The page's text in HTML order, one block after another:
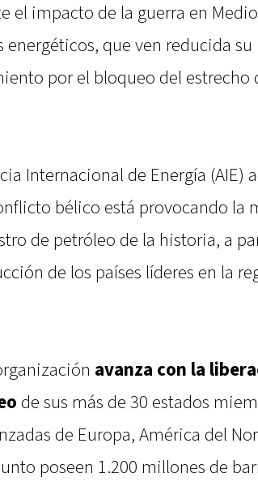
el impacto de la guerra en Medio
que ven reducida su
por el bloqueo del estrecho
Internacional de Energía (AIE)
bélico está provocando la
de petróleo de la historia, a
de los países líderes en la
avanza con la
de sus más de 30 estados
de Europa, América del
poseen 1.200 millones de